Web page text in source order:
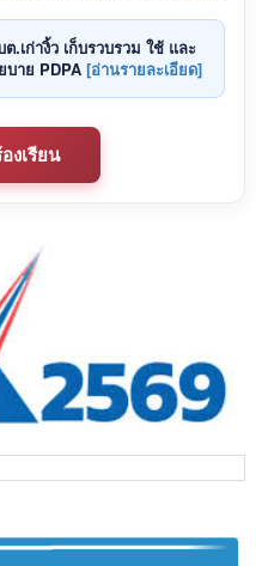
ต.เก่างิ้ว เก็บรวบรวม ใช้ และ
าย PDPA [อ่านรายละเอียด]
งเรียน